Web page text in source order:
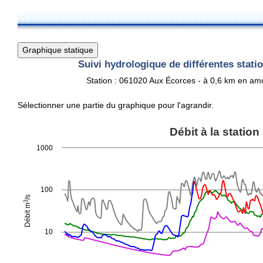
Suivi hydrologique de différentes
Station : 061020 Aux Écorces - à 0,6 km en
Sélectionner une partie du graphique pour l'agrandir.
Line chart with 6 lines.
The chart has 1 X axis displaying Time. Data ranges from 2025-
The chart has 1 Y axis displaying Débit m
/s. Data ranges from
Débit à la station
Débit m
3
/s
10
100
1000